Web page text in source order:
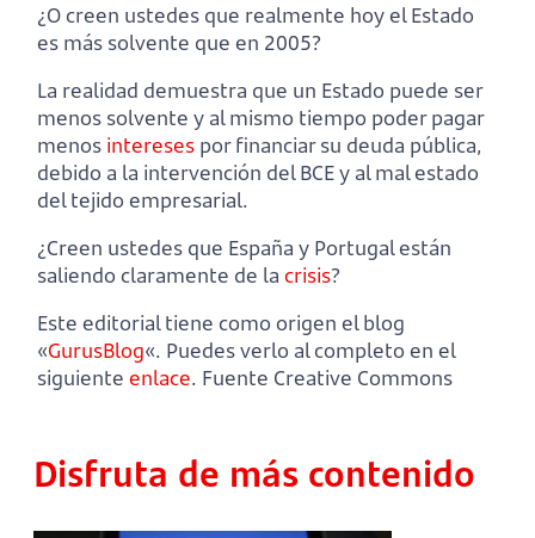
¿O creen ustedes que realmente hoy el Estado
es más solvente que en 2005?
La realidad demuestra que un Estado puede ser
menos solvente y al mismo tiempo poder pagar
menos intereses por financiar su deuda pública,
debido a la intervención del BCE y al mal estado
del tejido empresarial.
¿Creen ustedes que España y Portugal están
saliendo claramente de la crisis?
Este editorial tiene como origen el blog
«GurusBlog«. Puedes verlo al completo en el
siguiente enlace. Fuente Creative Commons
Disfruta de más contenido